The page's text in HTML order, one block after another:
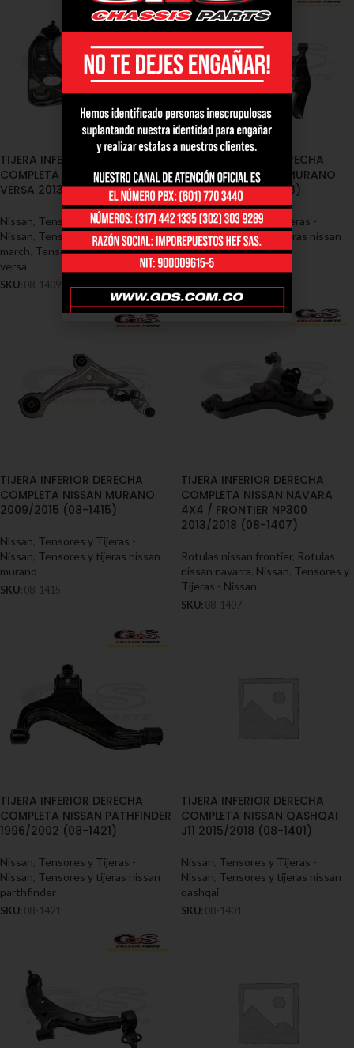
TIJERA INFERIOR DERECHA
COMPLETA NISSAN MARCH /
VERSA 2013/2016 (08-1409)
Nissan Tensores y Tijeras -
Nissan Tensores y tijeras nissan
march Tensores y tijeras nissan
versa
SKU: 08-1409
TIJERA INFERIOR DERECHA
COMPLETA NISSAN MURANO
2003/2009 (08-1418)
Nissan,Tensores y Tijeras -
Nissan,Tensores y tijeras nissan
murano
SKU:08-1418
TIJERA INFERIOR DERECHA
COMPLETA NISSAN MURANO
2009/2015 (08-1415)
Nissan Tensores y Tijeras -
Nissan Tensores y tijeras nissan
murano
SKU: 08-1415
TIJERA INFERIOR DERECHA
COMPLETA NISSAN NAVARA
4X4 / FRONTIER NP300
2013/2018 (08-1407)
Rotulas nissan frontier, Rotulas
nissan navarra Nissan Tensores y
Tijeras - Nissan
SKU: 08-1407
TIJERA INFERIOR DERECHA
COMPLETA NISSAN PATHFINDER
1996/2002 (08-1421)
Nissan Tensores y Tijeras -
Nissan Tensores y tijeras nissan
parthfinder
SKU: 08-1421
TIJERA INFERIOR DERECHA
COMPLETA NISSAN QASHQAI
J11 2015/2018 (08-1401)
Nissan Tensores y Tijeras -
Nissan Tensores y tijeras nissan
qashqai
SKU: 08-1401